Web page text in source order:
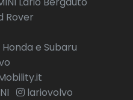
Rover
e Subaru
lariovolvo